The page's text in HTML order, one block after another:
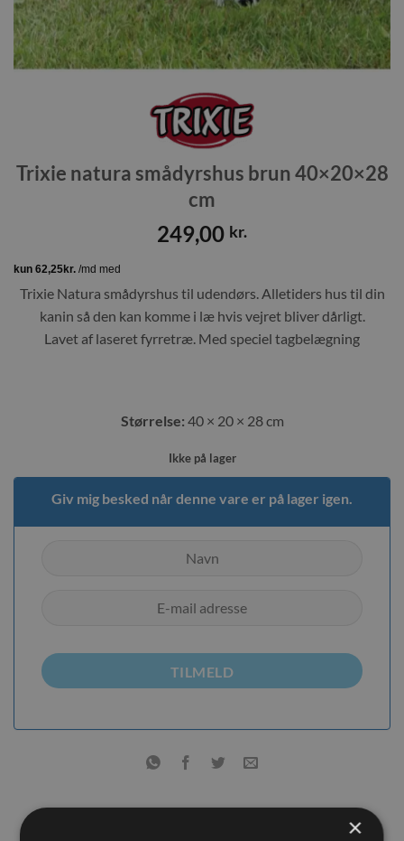
Trixie natura smådyrshus brun 40×20×28
cm
249,00 kr.
Trixie Natura smådyrshus til udendørs. Alletiders hus til din
kanin så den kan komme i læ hvis vejret bliver dårligt.
Lavet af laseret fyrretræ. Med speciel tagbelægning
Størrelse: 40 × 20 × 28 cm
Ikke på lager
Giv mig besked når denne vare er på lager igen.
TILMELD
×